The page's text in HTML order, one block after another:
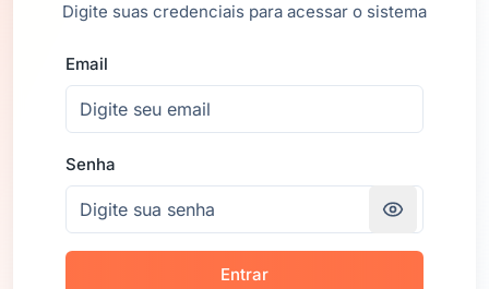
Digite suas credenciais para acessar o sistema
Email
Senha
Entrar